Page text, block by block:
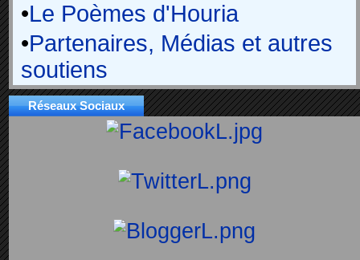
•Le Poèmes d'Houria
•Partenaires, Médias et autres
soutiens
Réseaux Sociaux